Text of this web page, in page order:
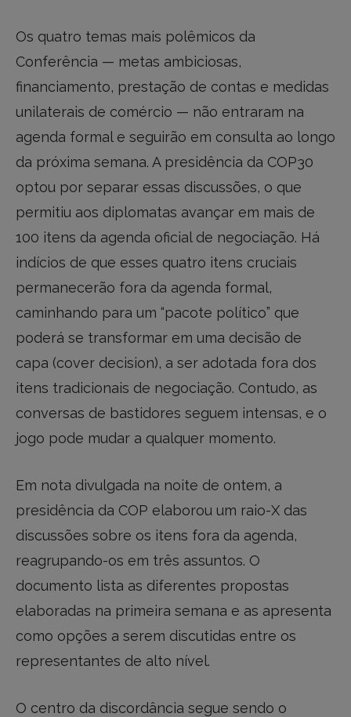
Os quatro temas mais polêmicos da
Conferência — metas ambiciosas,
financiamento, prestação de contas e medidas
unilaterais de comércio — não entraram na
agenda formal e seguirão em consulta ao longo
da próxima semana. A presidência da COP30
optou por separar essas discussões, o que
permitiu aos diplomatas avançar em mais de
100 itens da agenda oficial de negociação. Há
indícios de que esses quatro itens cruciais
permanecerão fora da agenda formal,
caminhando para um “pacote político” que
poderá se transformar em uma decisão de
capa (cover decision), a ser adotada fora dos
itens tradicionais de negociação. Contudo, as
conversas de bastidores seguem intensas, e o
jogo pode mudar a qualquer momento.
Em nota divulgada na noite de ontem, a
presidência da COP elaborou um raio-X das
discussões sobre os itens fora da agenda,
reagrupando-os em três assuntos. O
documento lista as diferentes propostas
elaboradas na primeira semana e as apresenta
como opções a serem discutidas entre os
representantes de alto nível.
O centro da discordância segue sendo o